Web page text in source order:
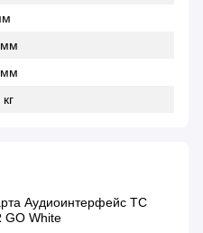
Аудиоинтерфейс TC
GO White